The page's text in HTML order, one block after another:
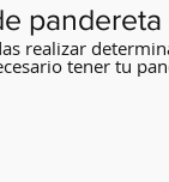
realizar
tener tu
cómo aplicarla